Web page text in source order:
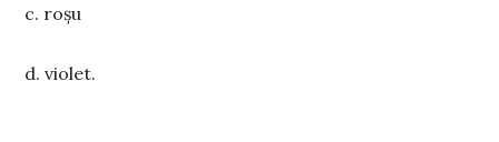
c. roșu
d. violet.